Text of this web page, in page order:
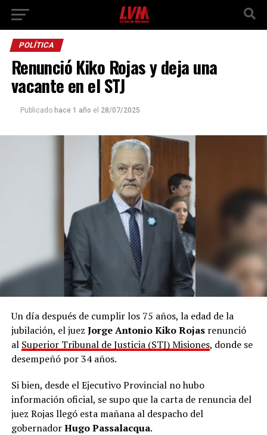
POLÍTICA
Renunció Kiko Rojas y deja una
vacante en el STJ
Publicado hace 1 año el 28/07/2025
Un día después de cumplir los 75 años, la edad de la
jubilación, el juez Jorge Antonio Kiko Rojasrenunció
al Superior Tribunal de Justicia (STJ) Misiones, donde se
desempeñó por 34 años.
Si bien, desde el Ejecutivo Provincial no hubo
información oficial, se supo que la carta de renuncia del
juez Rojas llegó esta mañana al despacho del
gobernadorHugo Passalacqua.